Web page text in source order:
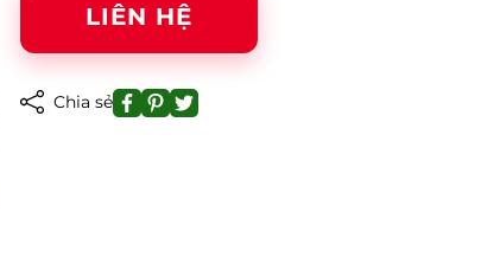
LIÊN HỆ
Chia sẻ